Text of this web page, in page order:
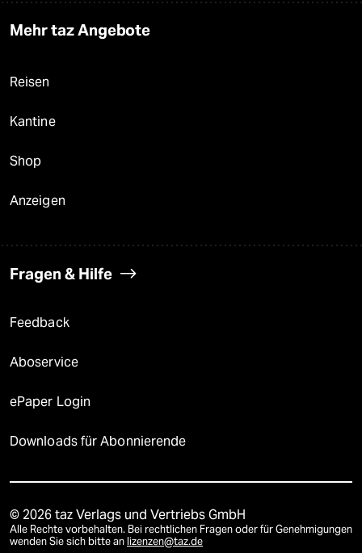
Mehr taz Angebote
Reisen
Kantine
Shop
Anzeigen
Fragen & Hilfe
Feedback
Aboservice
ePaper Login
Downloads für Abonnierende
© 2026 taz Verlags und Vertriebs GmbH
Alle Rechte vorbehalten. Bei rechtlichen Fragen oder für Genehmigungen
wenden Sie sich bitte an lizenzen@taz.de